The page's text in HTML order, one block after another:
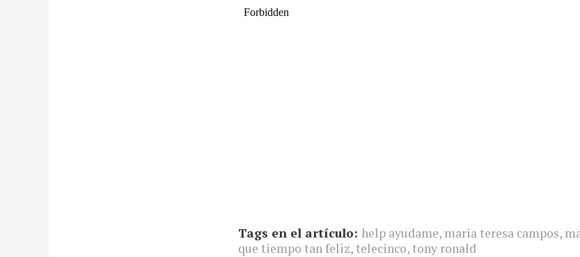
Tags en el artículo: help ayudame, maria teresa campos,
que tiempo tan feliz, telecinco, tony ronald